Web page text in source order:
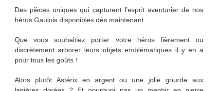
Des pièces uniques qui capturent l’esprit aventurier de nos
héros Gaulois disponibles dès maintenant.
Que vous souhaitiez porter votre héros fièrement ou
discrètement arborer leurs objets emblématiques il y en a
pour tous les goûts !
Alors plutôt Astérix en argent ou une jolie gourde aux